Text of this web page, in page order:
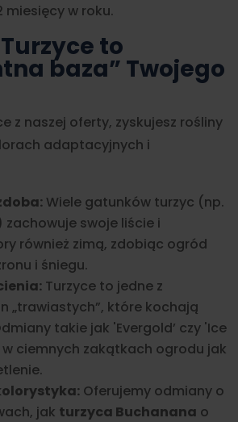
miesięcy w roku.
to
baza” Twojego
z naszej oferty, zyskujesz rośliny
adaptacyjnych i
Wiele gatunków turzyc (np.
zachowuje swoje liście i
również zimą, zdobiąc ogród
i śniegu.
Turzyce to jedne z
„trawiastych”, które kochają
takie jak 'Evergold’ czy 'Ice
w ciemnych zakątkach ogrodu jak
Oferujemy odmiany o
jak turzyca Buchanana o